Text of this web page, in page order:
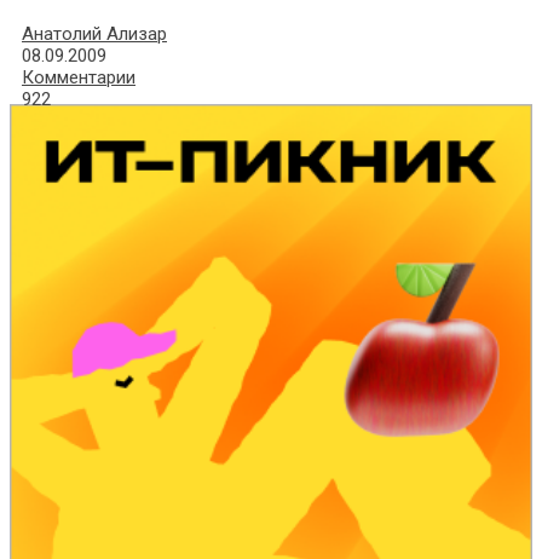
Анатолий Ализар
08.09.2009
Комментарии
922